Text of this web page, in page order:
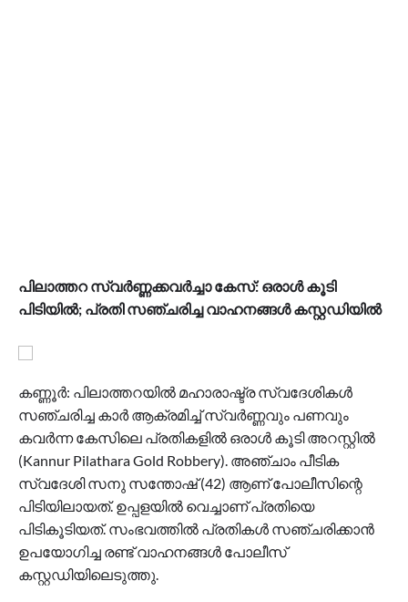
പിലാത്തറ സ്വർണ്ണക്കവർച്ചാ കേസ്: ഒരാൾ കൂടി
പിടിയിൽ; പ്രതി സഞ്ചരിച്ച വാഹനങ്ങൾ കസ്റ്റഡിയിൽ
കണ്ണൂർ: പിലാത്തറയിൽ മഹാരാഷ്ട്ര സ്വദേശികൾ
സഞ്ചരിച്ച കാർ ആക്രമിച്ച് സ്വർണ്ണവും പണവും
കവർന്ന കേസിലെ പ്രതികളിൽ ഒരാൾ കൂടി അറസ്റ്റിൽ
(Kannur Pilathara Gold Robbery). അഞ്ചാം പീടിക
സ്വദേശി സനു സന്തോഷ് (42) ആണ് പോലീസിന്റെ
പിടിയിലായത്. ഉപ്പളയിൽ വെച്ചാണ് പ്രതിയെ
പിടികൂടിയത്. സംഭവത്തിൽ പ്രതികൾ സഞ്ചരിക്കാൻ
ഉപയോഗിച്ച രണ്ട് വാഹനങ്ങൾ പോലീസ്
കസ്റ്റഡിയിലെടുത്തു.